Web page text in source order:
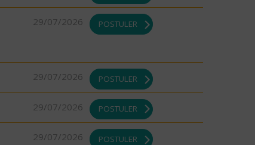
29/07/2026 POSTULER
29/07/2026 POSTULER
29/07/2026 POSTULER
29/07/2026 POSTULER